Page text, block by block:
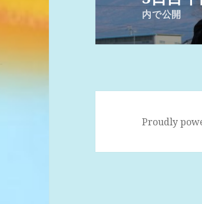
ナ
ゲ
内で公開
Proudly